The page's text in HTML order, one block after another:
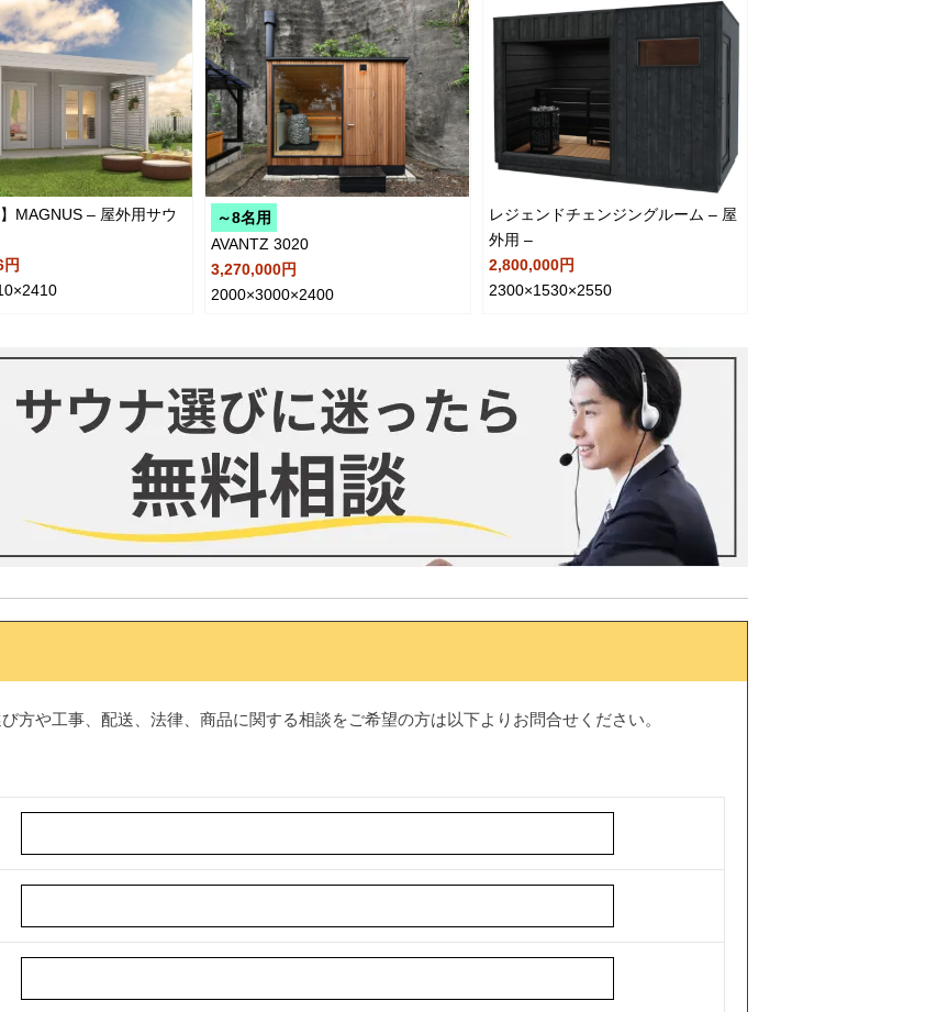
】MAGNUS – 屋外用サウ
円
～8名用
AVANTZ 3020
3,270,000円
2000×3000×2400
レジェンドチェンジングルーム – 屋
外用 –
2,800,000円
2300×1530×2550
方や工事、配送、法律、商品に関する相談をご希望の方は以下よりお問合せください。